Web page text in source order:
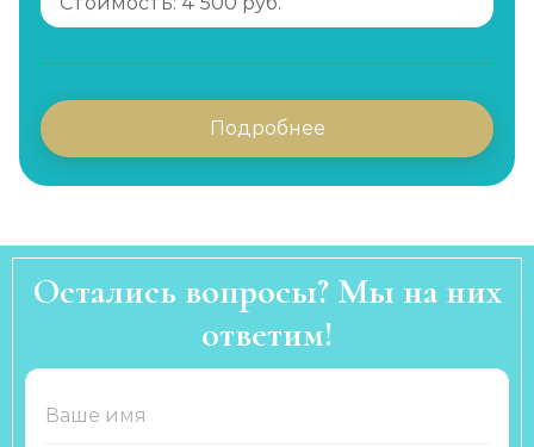
Подробнее
Остались вопросы? Мы на них
ответим!